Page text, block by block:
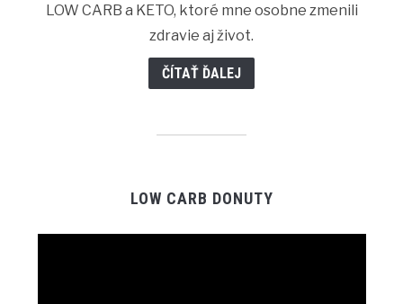
LOW CARB a KETO, ktoré mne osobne zmenili
zdravie aj život.
ČÍTAŤ ĎALEJ
LOW CARB DONUTY